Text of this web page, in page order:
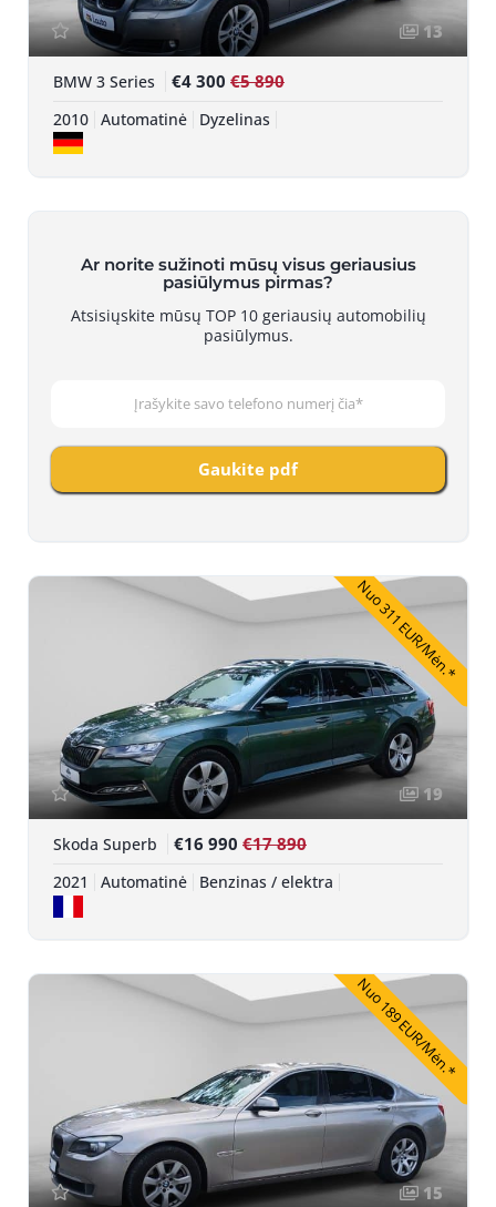
13
BMW 3 Series €4 300 €5 890
2010 Automatinė Dyzelinas
Ar norite sužinoti mūsų visus geriausius
pasiūlymus pirmas?
Atsisiųskite mūsų TOP 10 geriausių automobilių
pasiūlymus.
Gaukite pdf
Nuo 311 EUR/Mėn.*
19
Skoda Superb €16 990 €17 890
2021 Automatinė Benzinas / elektra
Nuo 189 EUR/Mėn.*
15